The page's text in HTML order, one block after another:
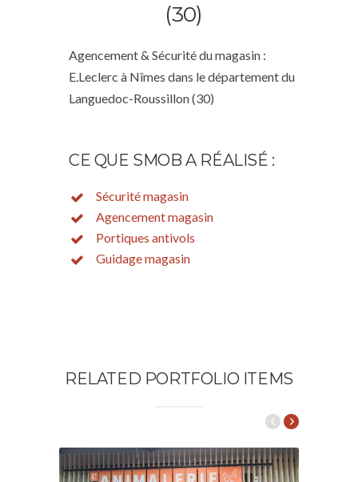
(30)
Agencement & Sécurité du magasin :
E.Leclerc à Nîmes dans le département du
Languedoc-Roussillon (30)
CE QUE SMOB A RÉALISÉ :
Sécurité magasin
Agencement magasin
Portiques antivols
Guidage magasin
RELATED PORTFOLIO ITEMS